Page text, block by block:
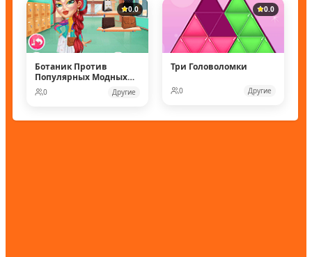
0.0
Ботаник Против
Популярных Модных
Кукол
0 Другие
0.0
Три Головоломки
0 Другие